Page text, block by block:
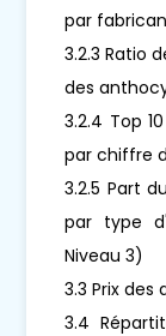
par
3.2.3 Ratio
des
3.2.4 Top
par chiffre
3.2.5 Part
par type
Niveau 3)
3.3 Prix
3.4